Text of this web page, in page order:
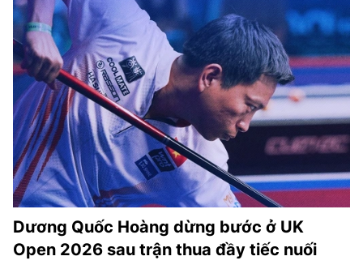
Dương Quốc Hoàng dừng bước ở UK
Open 2026 sau trận thua đầy tiếc nuối